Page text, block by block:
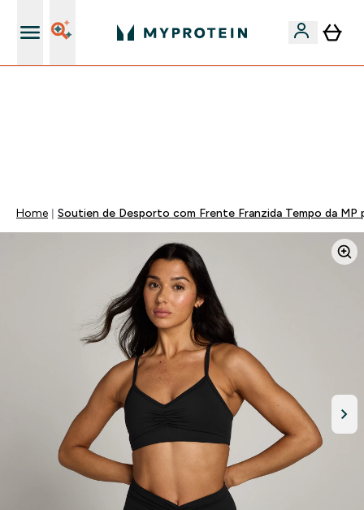
Home Soutien de Desporto com Frente Franzida Tempo da MP